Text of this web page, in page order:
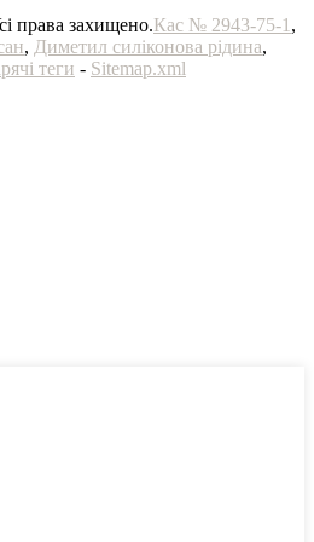
права захищено.Кас № 2943-75-1,
, Диметил силіконова рідина,
теги - Sitemap.xml